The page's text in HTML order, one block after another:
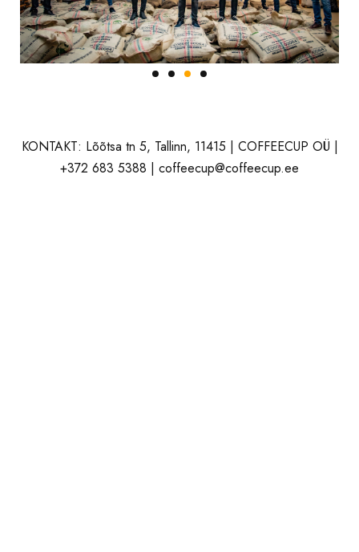
KONTAKT: Lõõtsa tn 5, Tallinn, 11415 | COFFEECUP OÜ |
+372 683 5388 | coffeecup@coffeecup.ee